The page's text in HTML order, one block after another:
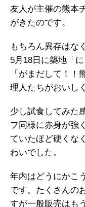
友人が主催の熊本
がきたのです。
もちろん異存はな
5月18日に築地「
「がまだして！
理人たちがおいし
少し試食してみた
フ同様に赤身が強
ていたほど硬くな
わいでした。
年内はどうにかこ
です。たくさんの
すが一般販売はも